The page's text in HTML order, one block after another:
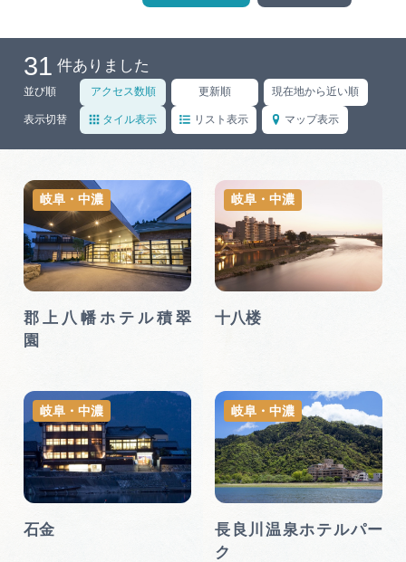
体験予約サイト「ＶＩＳＩＴ岐阜県」
岐阜県アウトドア観光キャンペーン
岐阜県まるごと観光エリアガイド
岐阜県観光データベース
旅行会社・観光事業者の皆様へ
フォトライブラリー
お問い合わせ
運営組織
広告掲載
31 件ありました
並び順 アクセス数順 更新順 現在地から近い順
表示切替 タイル表示 リスト表示 マップ表示
郡上八幡ホテル積翠
園
岐阜・中濃
十八楼
岐阜・中濃
石金
岐阜・中濃
長良川温泉ホテルパー
ク
岐阜・中濃